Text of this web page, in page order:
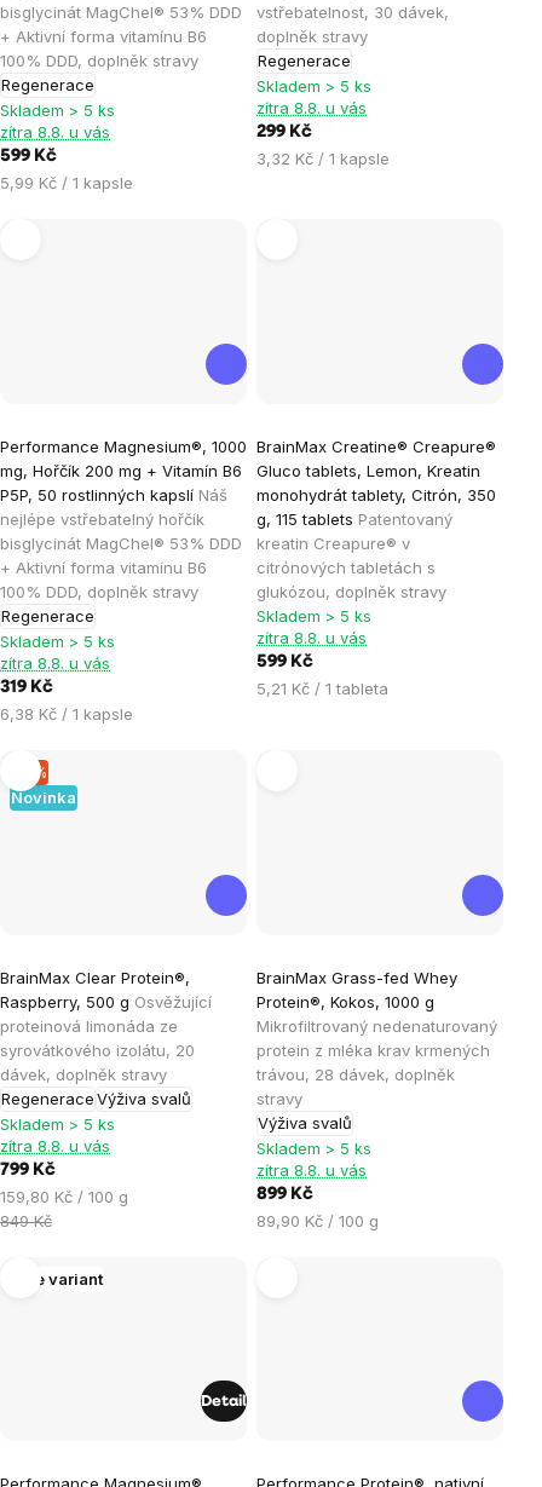
bisglycinát MagChel® 53% DDD
+ Aktivní forma vitamínu B6
100% DDD, doplněk stravy
Regenerace
4,9
z
5
hvězdiček.
Skladem > 5 ks
zítra 8.8. u vás
599 Kč
Měrná
5,99 Kč / 1 kapsle
vstřebatelnost, 30 dávek,
doplněk stravy
Regenerace
4,9
z
5
hvězdiček.
Skladem > 5 ks
zítra 8.8. u vás
299 Kč
Měrná
3,32 Kč / 1 kapsle
Performance Magnesium®, 1000
mg, Hořčík 200 mg + Vitamín B6
P5P, 50 rostlinných kapslí Náš
nejlépe vstřebatelný hořčík
bisglycinát MagChel® 53% DDD
+ Aktivní forma vitamínu B6
100% DDD, doplněk stravy
Regenerace
hodnocení
produktu
je
4,9
z
5
hvězdiček.
Skladem > 5 ks
zítra 8.8. u vás
319 Kč
Měrná
6,38 Kč / 1 kapsle
BrainMax Creatine® Creapure®
Gluco tablets, Lemon, Kreatin
monohydrát tablety, Citrón, 350
g, 115 tablets Patentovaný
kreatin Creapure® v
citrónových tabletách s
glukózou, doplněk stravy
hodnocení
produktu
je
5,0
z
5
hvězdiček.
Skladem > 5 ks
zítra 8.8. u vás
599 Kč
Měrná
5,21 Kč / 1 tableta
Novinka
–5 %
BrainMax Clear Protein®,
Raspberry, 500 g Osvěžující
proteinová limonáda ze
syrovátkového izolátu, 20
dávek, doplněk stravy
RegeneraceVýživa svalů
Skladem > 5 ks
zítra 8.8. u vás
799 Kč
Měrná
cena:
159,80 Kč / 100 g
849 Kč
BrainMax Grass-fed Whey
Protein®, Kokos, 1000 g
Mikrofiltrovaný nedenaturovaný
protein z mléka krav krmených
trávou, 28 dávek, doplněk
stravy
Výživa svalů
hodnocení
produktu
je
5,0
z
5
hvězdiček.
Skladem > 5 ks
zítra 8.8. u vás
899 Kč
Měrná
89,90 Kč / 100 g
Více variant
Detail